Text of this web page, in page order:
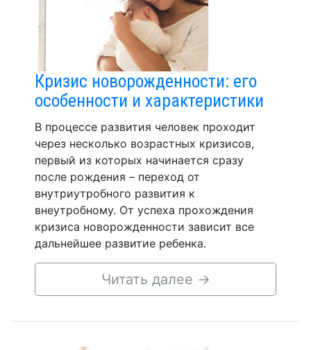
Кризис новорожденности: его
особенности и характеристики
В процессе развития человек проходит
через несколько возрастных кризисов,
первый из которых начинается сразу
после рождения – переход от
внутриутробного развития к
внеутробному. От успеха прохождения
кризиса новорожденности зависит все
дальнейшее развитие ребенка.
Читать далее →